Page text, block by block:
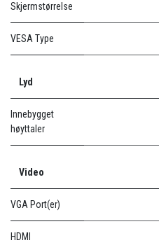
Skjermstørrelse
VESA Type
Lyd
Innebygget
høyttaler
Video
VGA Port(er)
HDMI